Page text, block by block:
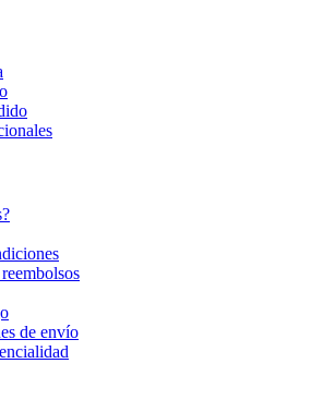
de envío